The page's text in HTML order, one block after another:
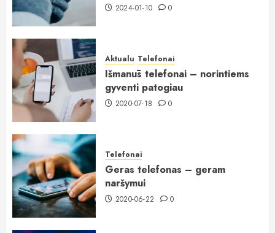
2024-01-10 0
Aktualu Telefonai
Išmanūs telefonai – norintiems
gyventi patogiau
2020-07-18 0
Telefonai
Geras telefonas – geram
naršymui
2020-06-22 0